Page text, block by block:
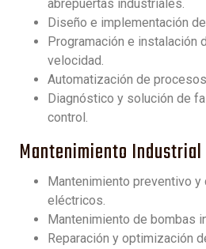
abrepuertas industriales.
Diseño e implementación
Programación e instalación
velocidad.
Automatización de
Diagnóstico y solución de
control.
Mantenimiento Industrial
Mantenimiento preventivo
eléctricos.
Mantenimiento de bombas
Reparación y optimización